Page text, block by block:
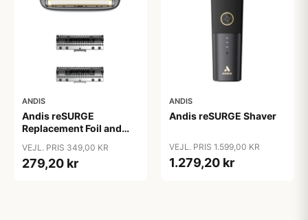
ANDIS
Andis reSURGE
Replacement Foil and
VEJL. PRIS 349,00 KR
279,20 kr
ANDIS
Andis reSURGE Shaver
VEJL. PRIS 1.599,00 KR
1.279,20 kr